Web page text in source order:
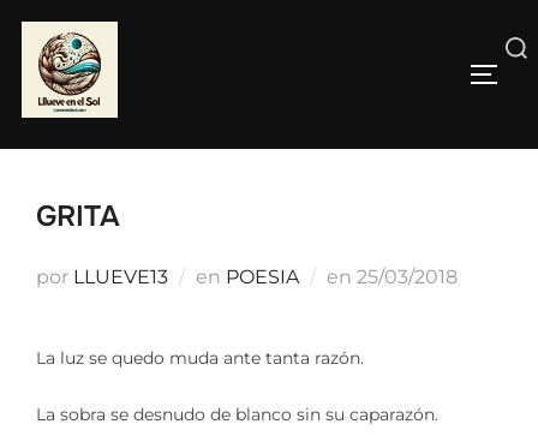
contenido
Buscar:
GRITA
por LLUEVE13 en POESIA en Publicado
25/03/2018
La luz se quedo muda ante tanta razón.
La sobra se desnudo de blanco sin su caparazón.